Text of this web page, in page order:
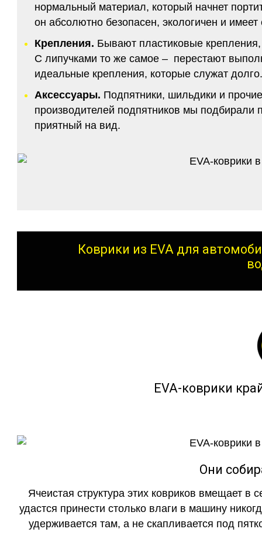
нормальный материал, который начнет
он абсолютно безопасен, экологичен и
Крепления. Бывают пластиковые
С липучками то же самое – перестают
идеальные крепления, которые служат
Аксессуары. Подпятники, шильдики и
производителей подпятников мы подбирали
приятный на вид.
Коврики из EVA для
EVA-коврики
Они
Ячеистая структура этих ковриков вмещает в
удастся принести столько влаги в машину
удерживается там, а не скапливается под